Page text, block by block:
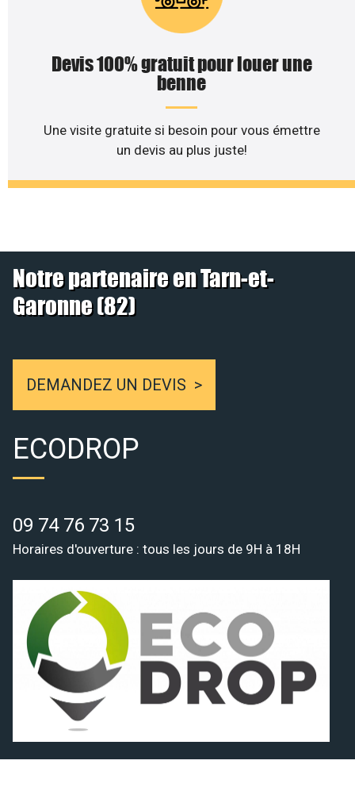
Devis 100% gratuit pour louer une
benne
Une visite gratuite si besoin pour vous émettre
un devis au plus juste!
Notre partenaire en Tarn-et-
Garonne (82)
DEMANDEZ UN DEVIS
ECODROP
09 74 76 73 15
Horaires d'ouverture : tous les jours de 9H à 18H